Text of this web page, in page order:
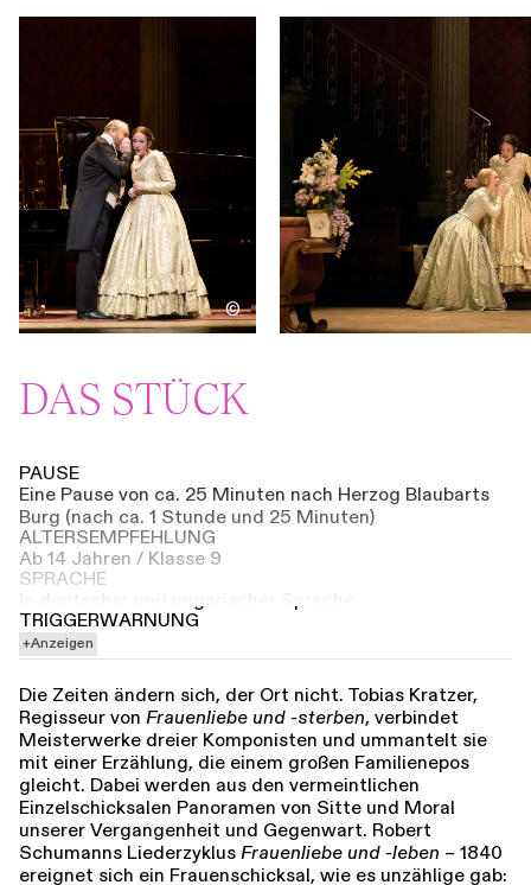
©
DAS STÜCK
PAUSE
Eine Pause von ca. 25 Minuten nach Herzog Blaubarts
Burg (nach ca. 1 Stunde und 25 Minuten)
ALTERSEMPFEHLUNG
Ab 14 Jahren / Klasse 9
SPRACHE
TRIGGERWARNUNG
Anzeigen
Die Zeiten ändern sich, der Ort nicht. Tobias Kratzer,
Regisseur von Frauenliebe und -sterben, verbindet
Meisterwerke dreier Komponisten und ummantelt sie
mit einer Erzählung, die einem großen Familienepos
gleicht. Dabei werden aus den vermeintlichen
Einzelschicksalen Panoramen von Sitte und Moral
unserer Vergangenheit und Gegenwart. Robert
Schumanns Liederzyklus Frauenliebe und -leben – 1840
ereignet sich ein Frauenschicksal, wie es unzählige gab: